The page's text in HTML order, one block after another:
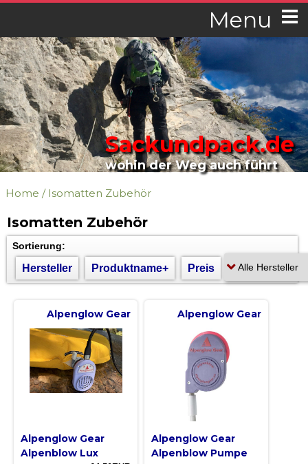
Menu
Sackundpack.de
wohin der Weg auch führt
Home / Isomatten Zubehör
Isomatten Zubehör
Sortierung:
Hersteller Produktname+ Preis
Alpenglow Gear
Alpenglow Gear
Alpenblow Lux
Alpenglow Gear
Alpenglow Gear
Alpenblow Pumpe